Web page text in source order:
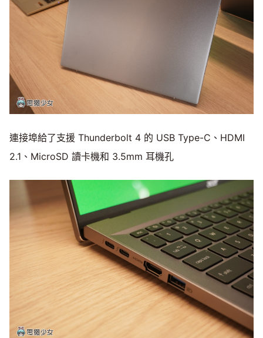
連接埠給了支援 Thunderbolt 4 的 USB Type-C、HDMI
2.1、MicroSD 讀卡機和 3.5mm 耳機孔